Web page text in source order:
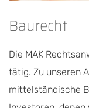
Baurecht
Die MAK
tätig. Zu unseren
mittelständische